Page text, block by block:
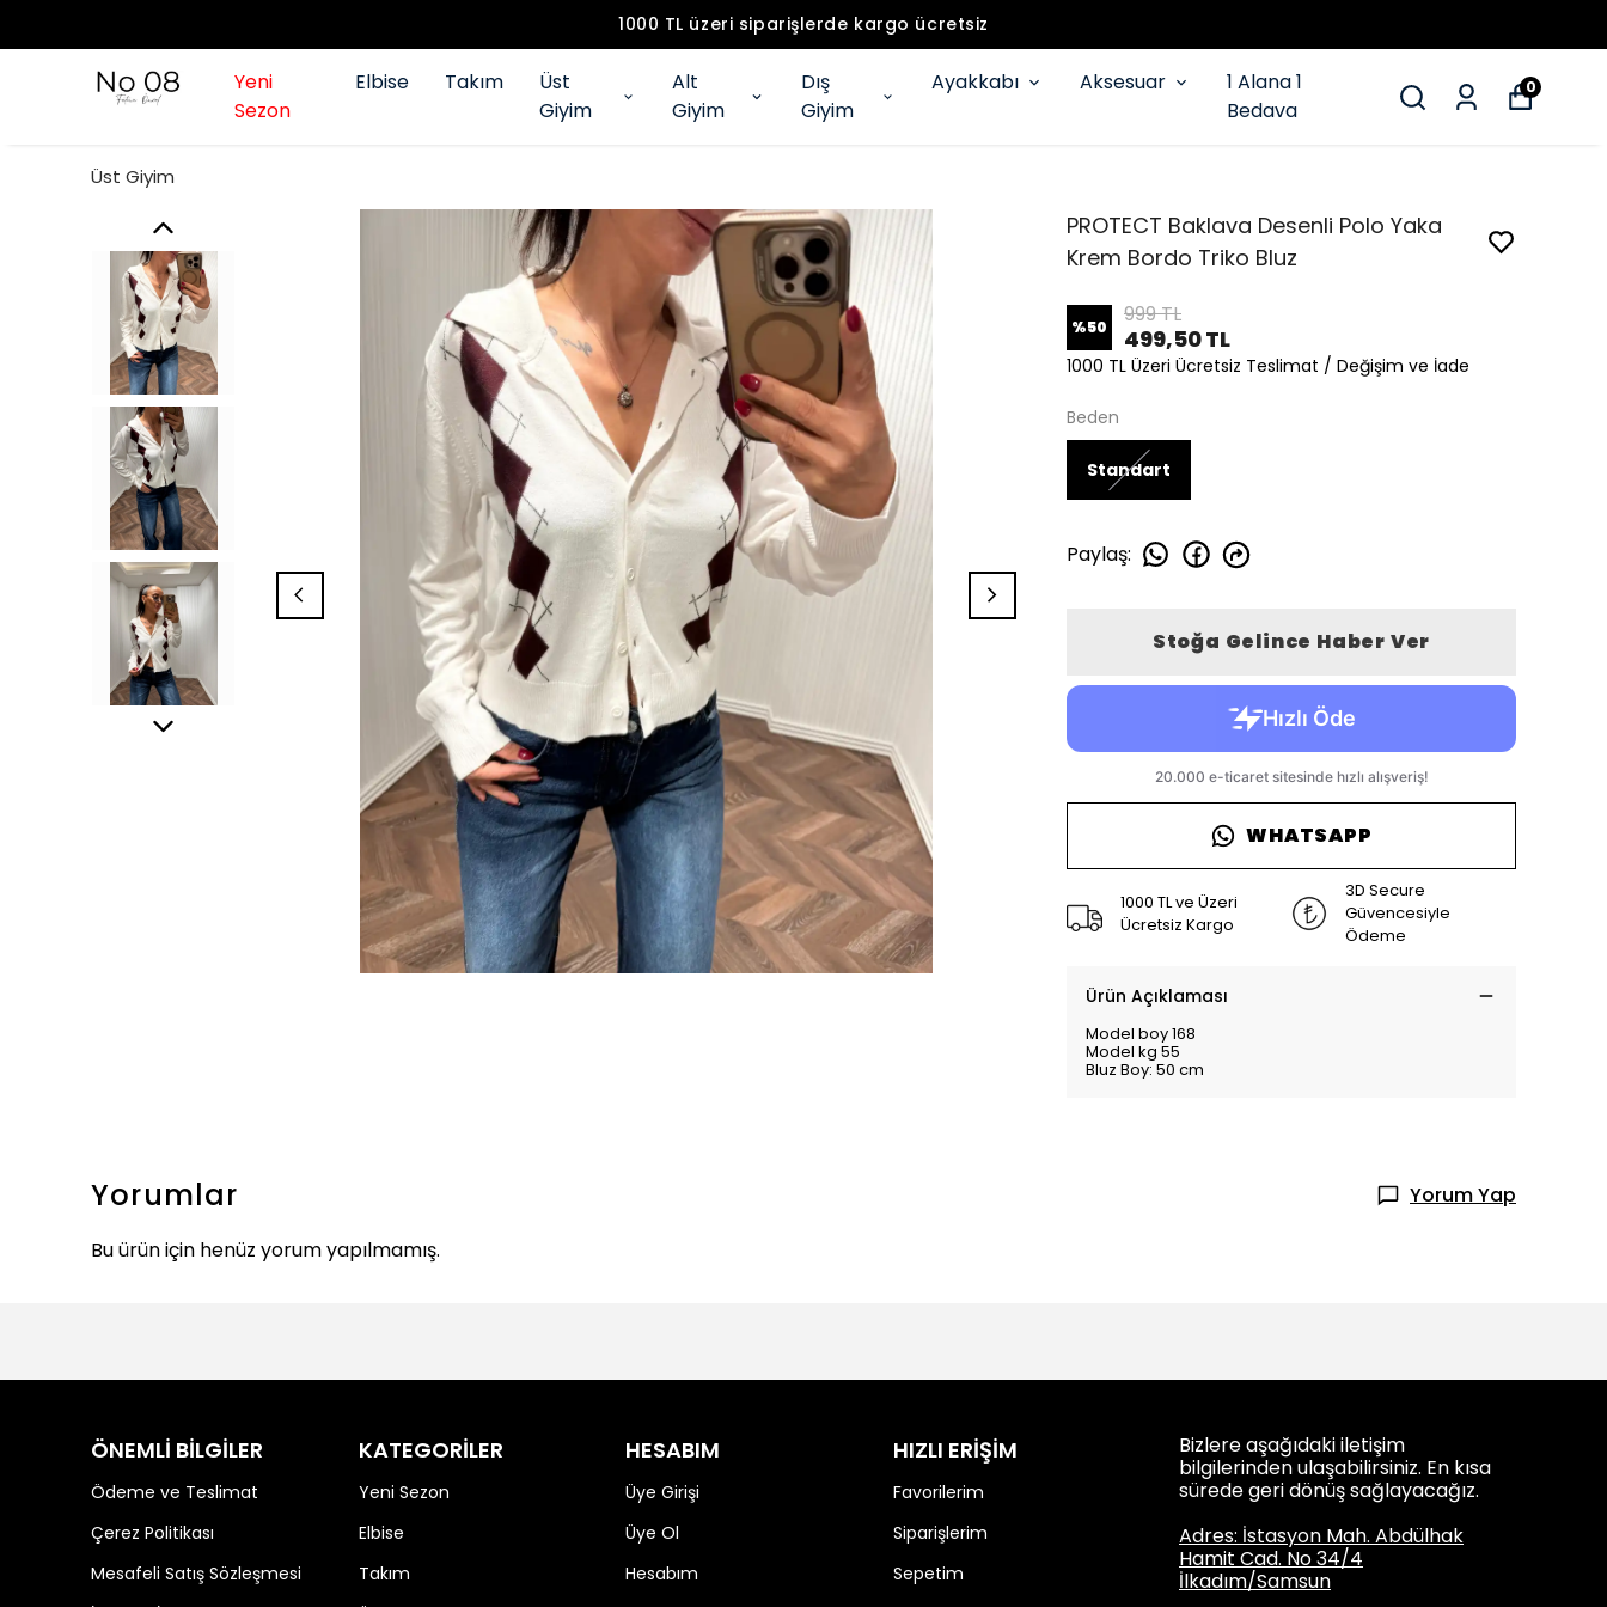
1000 TL üzeri siparişlerde kargo ücretsiz
Yeni
Sezon
Elbise Takım
Üst
Giyim
Alt
Giyim
Dış
Giyim
Ayakkabı Aksesuar
1 Alana 1
Bedava
0
Üst Giyim
PROTECT Baklava Desenli Polo Yaka
Krem Bordo Triko Bluz
%50 999 TL
499,50 TL
1000 TL Üzeri Ücretsiz Teslimat / Değişim ve İade
Beden
Standart
Paylaş:
Stoğa Gelince Haber Ver
WHATSAPP
1000 TL ve Üzeri
Ücretsiz Kargo
3D Secure
Güvencesiyle
Ödeme
Ürün Açıklaması
Model boy 168
Model kg 55
Bluz Boy: 50 cm
Yorumlar
Yorum Yap
Bu ürün için henüz yorum yapılmamış.
ÖNEMLİ BİLGİLER
Ödeme ve Teslimat
Çerez Politikası
Mesafeli Satış Sözleşmesi
KATEGORİLER
Yeni Sezon
Elbise
Takım
HESABIM
Üye Girişi
Üye Ol
Hesabım
HIZLI ERİŞİM
Favorilerim
Siparişlerim
Sepetim
Bizlere aşağıdaki iletişim
bilgilerinden ulaşabilirsiniz. En kısa
sürede geri dönüş sağlayacağız.
Adres: İstasyon Mah. Abdülhak
Hamit Cad. No 34/4
İlkadım/Samsun